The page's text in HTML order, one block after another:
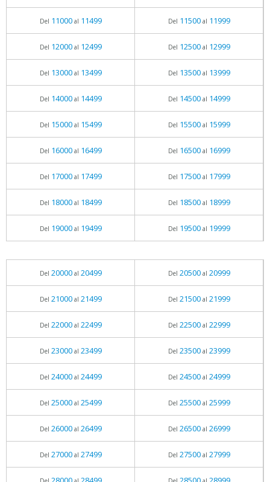
Del 11000al 11499 Del 11500al 11999
Del 12000al 12499 Del 12500al 12999
Del 13000al 13499 Del 13500al 13999
Del 14000al 14499 Del 14500al 14999
Del 15000al 15499 Del 15500al 15999
Del 16000al 16499 Del 16500al 16999
Del 17000al 17499 Del 17500al 17999
Del 18000al 18499 Del 18500al 18999
Del 19000al 19499 Del 19500al 19999
Del 20000al 20499 Del 20500al 20999
Del 21000al 21499 Del 21500al 21999
Del 22000al 22499 Del 22500al 22999
Del 23000al 23499 Del 23500al 23999
Del 24000al 24499 Del 24500al 24999
Del 25000al 25499 Del 25500al 25999
Del 26000al 26499 Del 26500al 26999
Del 27000al 27499 Del 27500al 27999